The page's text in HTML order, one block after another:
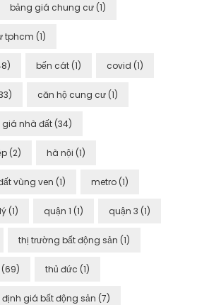
bảng giá chung cư (1)
tphcm (1)
bến cát (1) covid (1)
căn hộ cung cư (1)
giá nhà đất (34)
(2) hà nội (1)
vùng ven (1) metro (1)
(1) quận 1 (1) quận 3 (1)
thị trường bất động sản (1)
(69) thủ đức (1)
định giá bất động sản (7)